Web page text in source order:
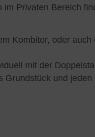
Privaten Bereich
Kombitor, oder
mit der
und